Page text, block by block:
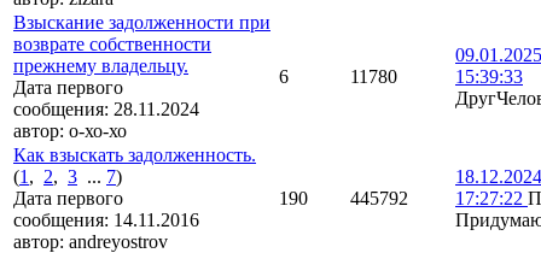
Взыскание задолженности при
возврате собственности
прежнему владельцу.
Дата первого
сообщения: 28.11.2024
автор: о-хо-хо
6 11780
09.01.2025
15:39:33
Как взыскать задолженность.
(1 , 2, 3 ... 7)
Дата первого
сообщения: 14.11.2016
автор: andreyostrov
190 445792
18.12.2024
17:27:22